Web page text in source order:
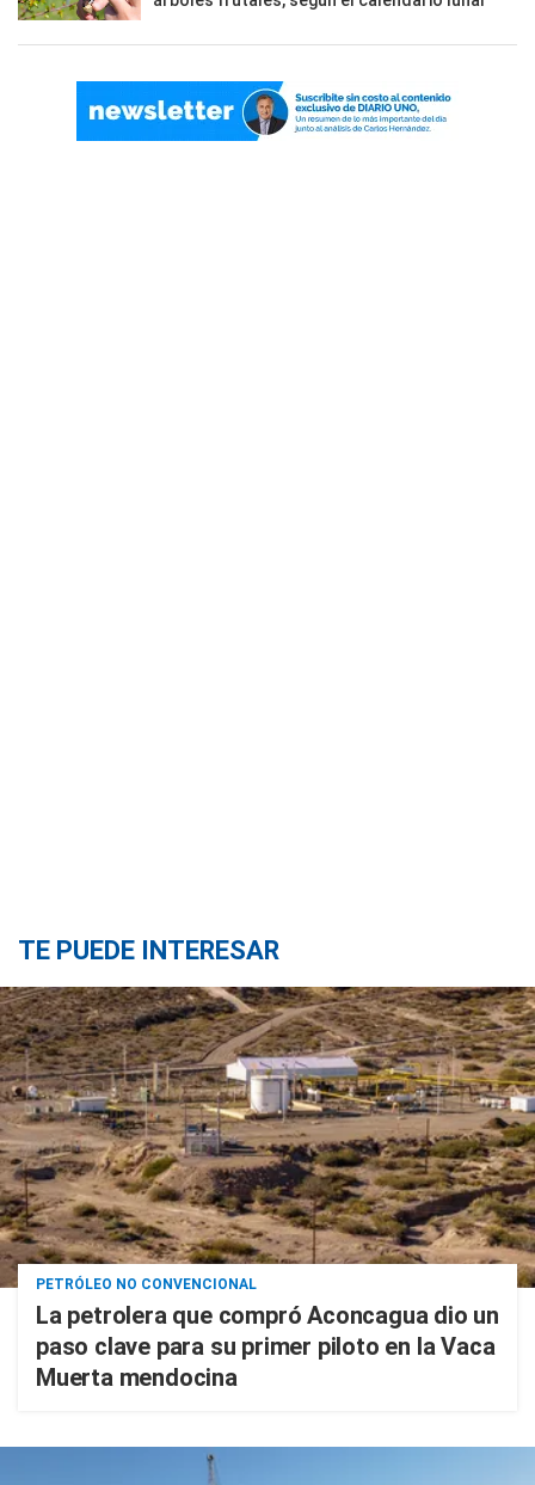
TE PUEDE INTERESAR
PETRÓLEO NO CONVENCIONAL
La petrolera que compró Aconcagua dio un
paso clave para su primer piloto en la Vaca
Muerta mendocina